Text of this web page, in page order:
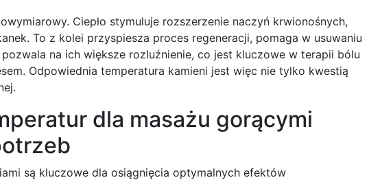
Ciepło stymuluje rozszerzenie naczyń krwionośnych,
To z kolei przyspiesza proces regeneracji, pomaga w usuwaniu
na ich większe rozluźnienie, co jest kluczowe w terapii bólu
Odpowiednia temperatura kamieni jest więc nie tylko kwestią
dla masażu gorącymi
są kluczowe dla osiągnięcia optymalnych efektów